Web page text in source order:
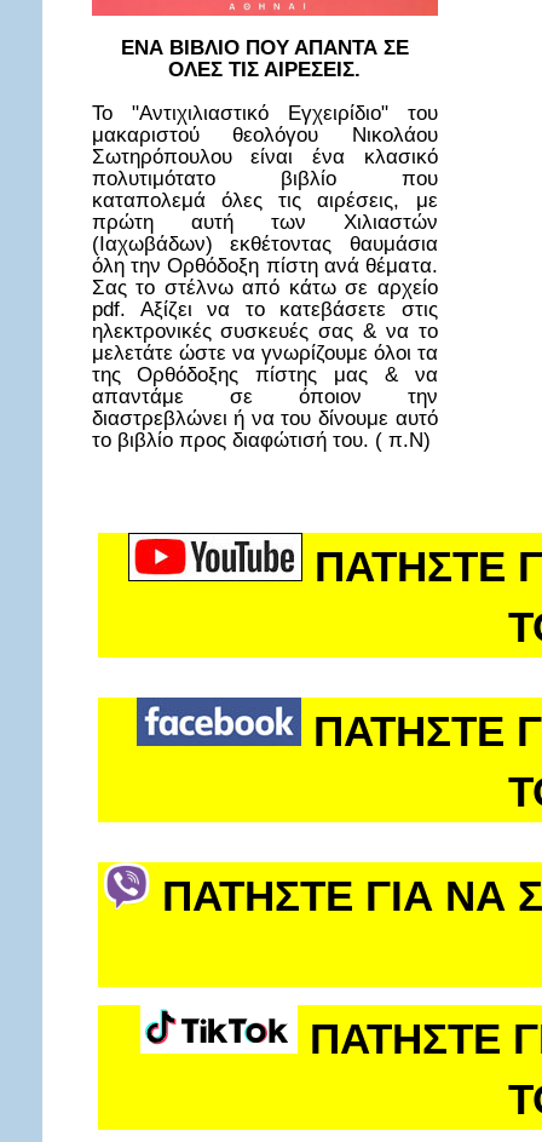
ΕΝΑ ΒΙΒΛΙΟ ΠΟΥ ΑΠΑΝΤΑ ΣΕ
ΟΛΕΣ ΤΙΣ ΑΙΡΕΣΕΙΣ.
Το "Αντιχιλιαστικό Εγχειρίδιο" του
μακαριστού θεολόγου Νικολάου
Σωτηρόπουλου είναι ένα κλασικό
πολυτιμότατο βιβλίο που
καταπολεμά όλες τις αιρέσεις, με
πρώτη αυτή των Χιλιαστών
(Ιαχωβάδων) εκθέτοντας θαυμάσια
όλη την Ορθόδοξη πίστη ανά θέματα.
Σας το στέλνω από κάτω σε αρχείο
pdf. Αξίζει να το κατεβάσετε στις
ηλεκτρονικές συσκευές σας & να το
μελετάτε ώστε να γνωρίζουμε όλοι τα
της Ορθόδοξης πίστης μας & να
απαντάμε σε όποιον την
διαστρεβλώνει ή να του δίνουμε αυτό
το βιβλίο προς διαφώτισή του. ( π.Ν)
ΠΑΤΗΣΤΕ
ΠΑΤΗΣΤΕ
ΠΑΤΗΣΤΕ ΓΙΑ ΝΑ
ΠΑΤΗΣΤΕ